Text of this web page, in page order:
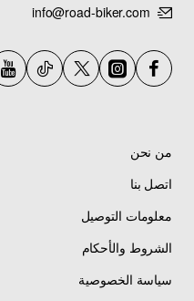
info@road-biker.com
من نحن
اتصل بنا
معلومات التوصيل
الشروط والأحكام
سياسة الخصوصية